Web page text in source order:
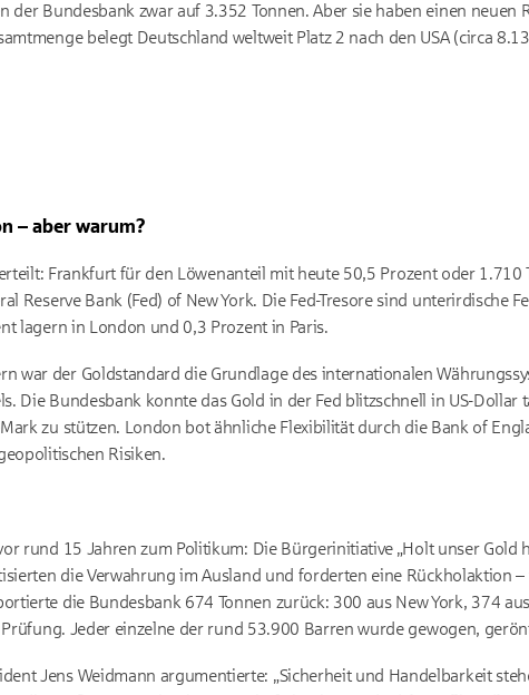
der Bundesbank zwar auf 3.352 Tonnen. Aber sie haben einen neuen
belegt Deutschland weltweit Platz 2 nach den USA (circa
– aber warum?
Frankfurt für den Löwenanteil mit heute 50,5 Prozent oder 1.710
Reserve Bank (Fed) of New York. Die Fed-Tresore sind unterirdische
lagern in London und 0,3 Prozent in Paris.
war der Goldstandard die Grundlage des internationalen
Die Bundesbank konnte das Gold in der Fed blitzschnell in US-Dollar
zu stützen. London bot ähnliche Flexibilität durch die Bank of
Risiken.
rund 15 Jahren zum Politikum: Die Bürgerinitiative „Holt unser Gold
die Verwahrung im Ausland und forderten eine Rückholaktion
die Bundesbank 674 Tonnen zurück: 300 aus New York, 374
Jeder einzelne der rund 53.900 Barren wurde gewogen,
Jens Weidmann argumentierte: „Sicherheit und Handelbarkeit